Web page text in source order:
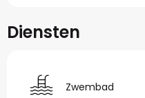
Diensten
Zwembad